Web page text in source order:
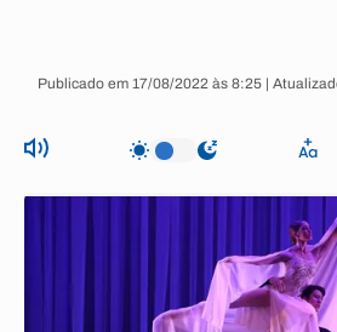
Publicado em 17/08/2022 às 8:25 |